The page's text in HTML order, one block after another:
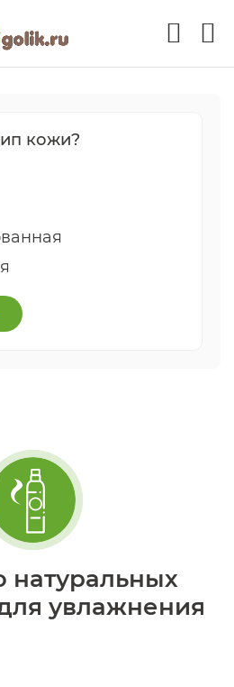
кожи?
натуральных
увлажнения